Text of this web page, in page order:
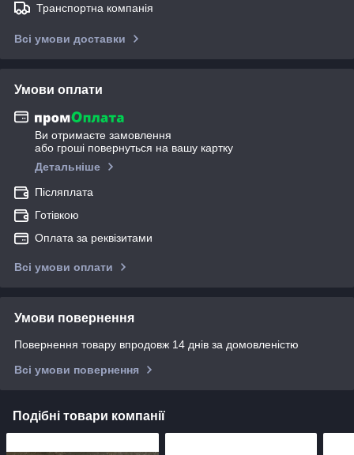
Транспортна компанія
Всі умови доставки
Умови оплати
Ви отримаєте замовлення
або гроші повернуться на вашу картку
Детальніше
Післяплата
Готівкою
Оплата за реквізитами
Всі умови оплати
Умови повернення
Повернення товару впродовж 14 днів за домовленістю
Всі умови повернення
Подібні товари компанії